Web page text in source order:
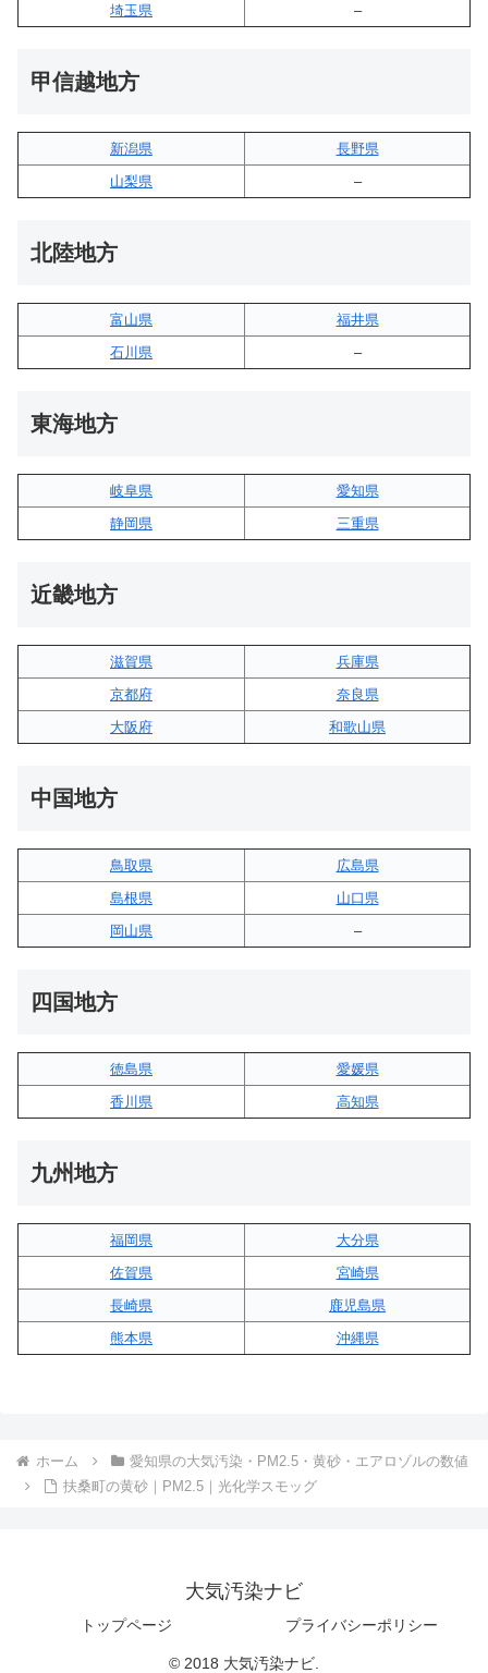
埼玉県
–
甲信越地方
新潟県
長野県
山梨県
–
北陸地方
富山県
福井県
石川県
–
東海地方
岐阜県
愛知県
静岡県
三重県
近畿地方
滋賀県
兵庫県
京都府
奈良県
大阪府
和歌山県
中国地方
鳥取県
広島県
島根県
山口県
岡山県
–
四国地方
徳島県
愛媛県
香川県
高知県
九州地方
福岡県
大分県
佐賀県
宮崎県
長崎県
鹿児島県
熊本県
沖縄県
ホーム
愛知県の大気汚染・PM2.5・黄砂・エアロゾルの数値
扶桑町の黄砂｜PM2.5｜光化学スモッグ
大気汚染ナビ
トップページ プライバシーポリシー
© 2018 大気汚染ナビ.